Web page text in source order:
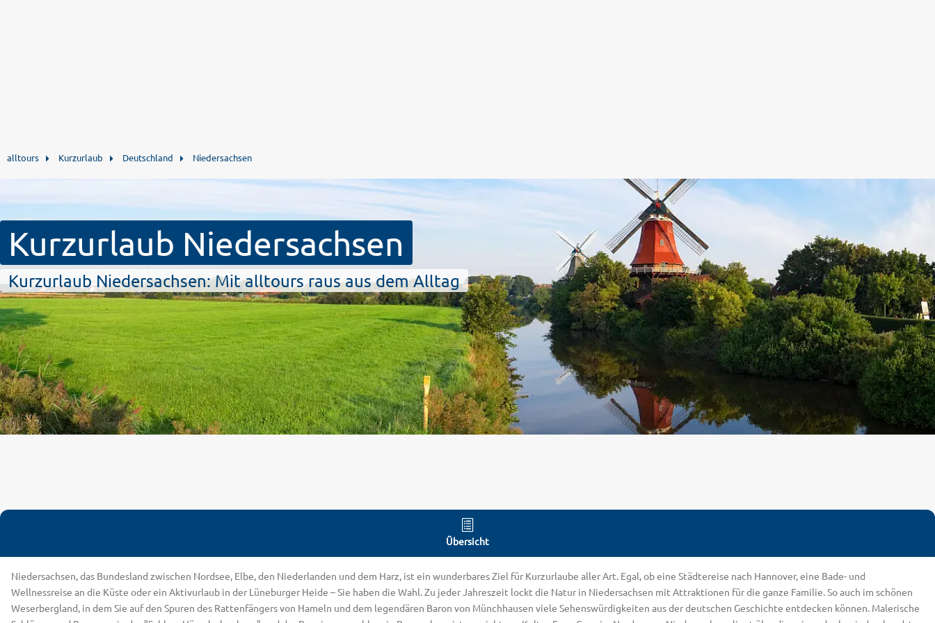
alltours Kurzurlaub Deutschland Niedersachsen
Kurzurlaub Niedersachsen
Kurzurlaub Niedersachsen: Mit alltours raus aus dem Alltag
Übersicht
Niedersachsen, das Bundesland zwischen Nordsee, Elbe, den Niederlanden und dem Harz, ist ein wunderbares Ziel für Kurzurlaube aller Art. Egal, ob eine Städtereise nach Hannover, eine Bade- und
Wellnessreise an die Küste oder ein Aktivurlaub in der Lüneburger Heide – Sie haben die Wahl. Zu jeder Jahreszeit lockt die Natur in Niedersachsen mit Attraktionen für die ganze Familie. So auch im schönen
Weserbergland, in dem Sie auf den Spuren des Rattenfängers von Hameln und dem legendären Baron von Münchhausen viele Sehenswürdigkeiten aus der deutschen Geschichte entdecken können. Malerische